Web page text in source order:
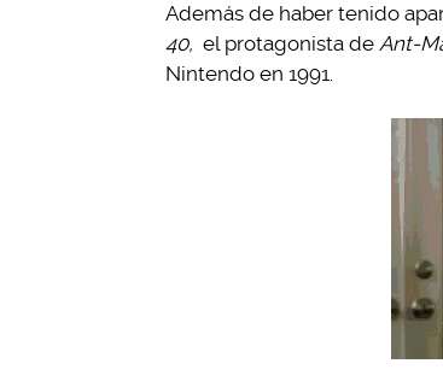
Además de haber tenido
40, el protagonista de Ant-
Nintendo en 1991.